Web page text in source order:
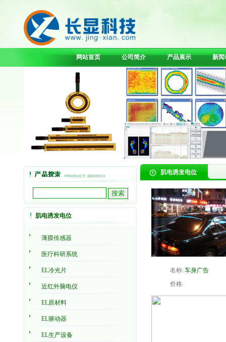
网站首页 公司简介 产品展示 新闻
肌电诱发电位
薄膜传感器
医疗科研系统
EL冷光片
近红外脑电仪
EL原材料
EL驱动器
EL生产设备
肌电诱发电位
名称:车身广告
价格: